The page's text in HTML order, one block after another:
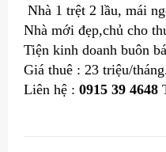
Nhà 1 trệt 2 lầu, mái
Nhà mới đẹp,chủ cho
Tiện kinh doanh buôn
Giá thuê : 23 triệu/
Liên hệ : 0915 39 4648